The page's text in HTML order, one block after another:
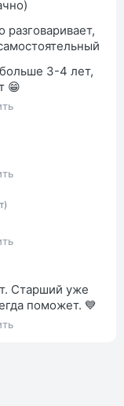
разговаривает,
3-4 лет,
😁
Старший уже
поможет. 💙